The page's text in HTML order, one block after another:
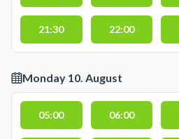
21:30 22:00
Monday 10. August
05:00 06:00